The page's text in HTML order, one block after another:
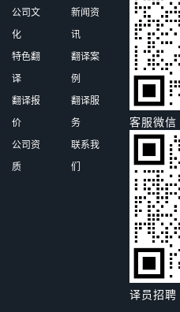
公司文
化
特色翻
译
翻译报
价
公司资
质
新闻资
讯
翻译案
例
翻译服
务
联系我
们
客服微信
译员招聘